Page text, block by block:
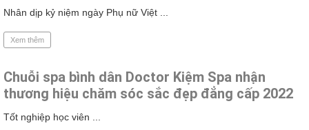
Nhân dịp kỷ niệm ngày Phụ nữ Việt ...
Xem thêm
Chuỗi spa bình dân Doctor Kiệm Spa nhận
thương hiệu chăm sóc sắc đẹp đẳng cấp 2022
Tốt nghiệp học viên ...